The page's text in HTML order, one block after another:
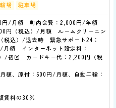
場 駐車場
円/月額 町内会費：2,000円/年額
円（税込）/月額 ルームクリーニン
税込）/退去時 緊急サポート24：
月額 インターネット設定料：
/初回 カードキー代：2,200円（税
額、原付：500円/月額、自動二輪：
賃料の30％